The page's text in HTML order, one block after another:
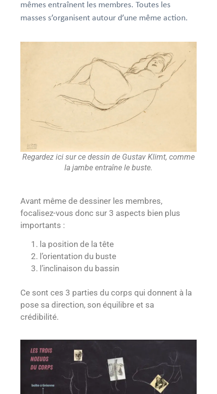
mêmes entraînent les membres. Toutes les
masses s’organisent autour d’une même action.
Regardez ici sur ce dessin de Gustav Klimt, comme
la jambe entraîne le buste.
Avant même de dessiner les membres,
focalisez-vous donc sur 3 aspects bien plus
importants :
la position de la tête
l’orientation du buste
l’inclinaison du bassin
Ce sont ces 3 parties du corps qui donnent à la
pose sa direction, son équilibre et sa
crédibilité.